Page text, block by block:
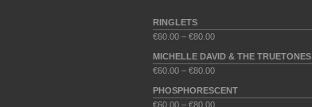
RINGLETS
€60.00 – €80.00
MICHELLE DAVID & THE TRUETONES
€60.00 – €80.00
PHOSPHORESCENT
€60.00 – €80.00